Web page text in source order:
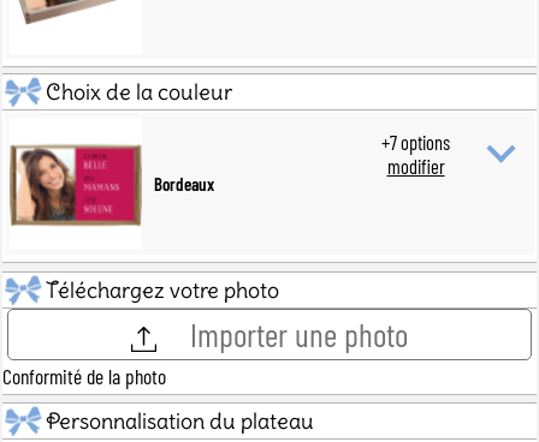
Choix de la couleur
Bordeaux
+7options
modifier
Téléchargez votre photo
Importer une photo
Conformité de la photo
Personnalisation du plateau